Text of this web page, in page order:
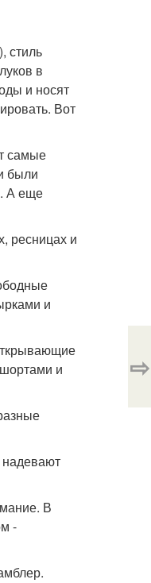
стиль
в
и носят
Вот
самые
были
А еще
ресницах и
и
и
надевают
В
-
⇨